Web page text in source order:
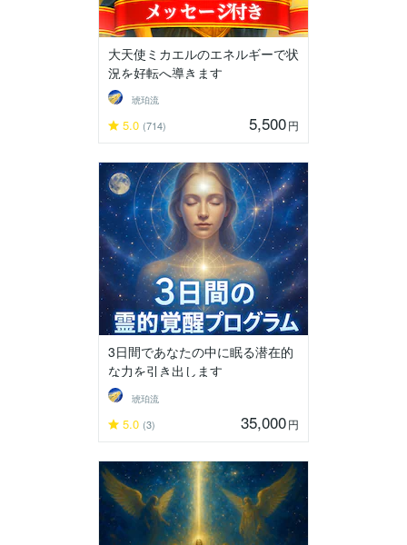
大天使ミカエルのエネルギーで状
況を好転へ導きます
琥珀流
5.0 (714) 5,500円
3日間であなたの中に眠る潜在的
な力を引き出します
琥珀流
5.0 (3) 35,000円